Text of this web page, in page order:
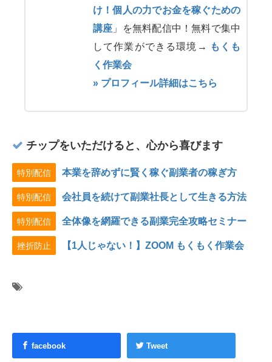
け！個人の力でお金を稼ぐための
講座 」を無料配信中！無料で集中
して作業ができる環境→
もくも
く作業会
» プロフィール詳細はこちら
チップをいただけると、心から喜びます
特別配信 本業を辞めずに賢く稼ぐ副業者の稼ぎ方
特別配信 会社員を続けて副業社長として生きる方法
特別配信 全体像を網羅できる副業完全攻略セミナー
挫折防止 【1人じゃない！】ZOOM もくもく作業会
facebook Tweet